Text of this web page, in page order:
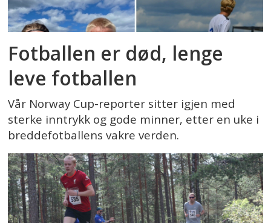
Fotballen er død, lenge
leve fotballen
Vår Norway Cup-reporter sitter igjen med
sterke inntrykk og gode minner, etter en uke i
breddefotballens vakre verden.